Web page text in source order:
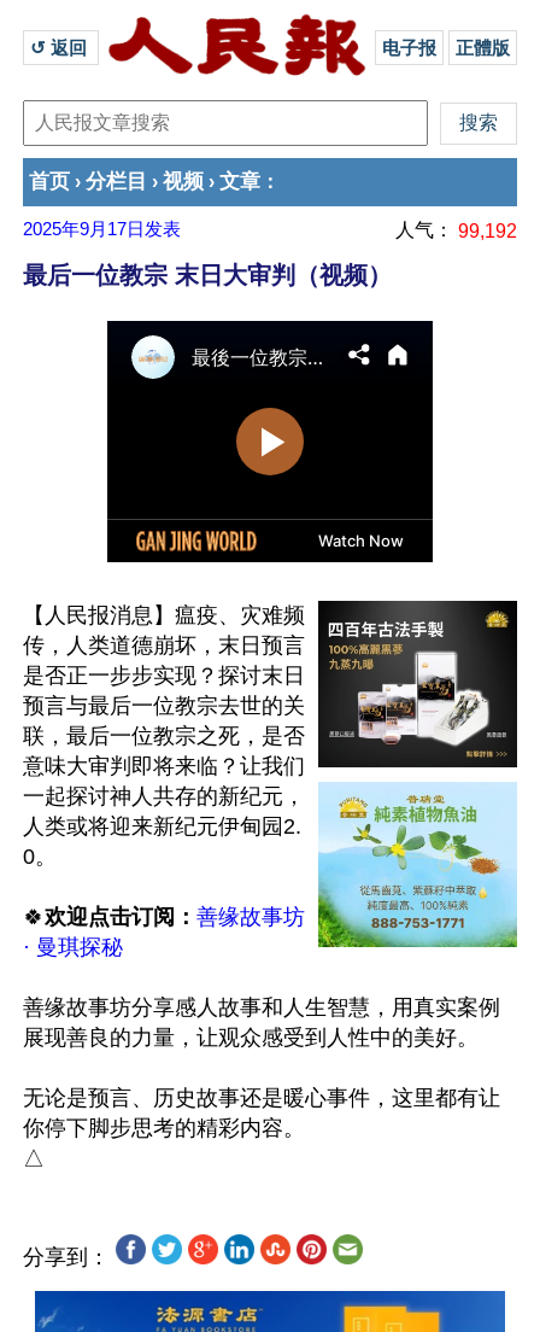
↺ 返回 电子报 正體版
首页 › 分栏目 › 视频 › 文章 ：
2025年9月17日 发表 人气： 99,192
最后一位教宗 末日大审判（视频）
【人民报消息】瘟疫、灾难频
传，人类道德崩坏，末日预言
是否正一步步实现？探讨末日
预言与最后一位教宗去世的关
联，最后一位教宗之死，是否
意味大审判即将来临？让我们
一起探讨神人共存的新纪元，
人类或将迎来新纪元伊甸园2.
0。
🍀欢迎点击订阅： 善缘故事坊
· 曼琪探秘
善缘故事坊分享感人故事和人生智慧，用真实案例
展现善良的力量，让观众感受到人性中的美好。
无论是预言、历史故事还是暖心事件，这里都有让
你停下脚步思考的精彩内容。
分享到：